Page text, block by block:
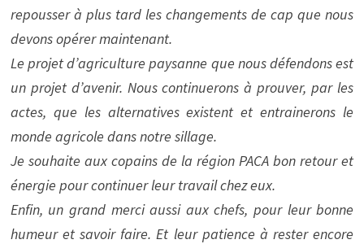
repousser à plus tard les changements de cap que nous
devons opérer maintenant.
Le projet d’agriculture paysanne que nous défendons est
un projet d’avenir. Nous continuerons à prouver, par les
actes, que les alternatives existent et entrainerons le
monde agricole dans notre sillage.
Je souhaite aux copains de la région PACA bon retour et
énergie pour continuer leur travail chez eux.
Enfin, un grand merci aussi aux chefs, pour leur bonne
humeur et savoir faire. Et leur patience à rester encore